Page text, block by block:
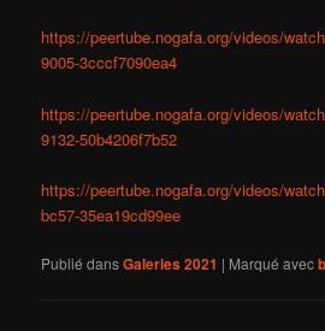
https://peertube.nogafa.org/videos/
9005-3cccf7090ea4
https://peertube.nogafa.org/videos/
9132-50b4206f7b52
https://peertube.nogafa.org/videos/
bc57-35ea19cd99ee
Publié dansGaleries 2021 | Marqué avec